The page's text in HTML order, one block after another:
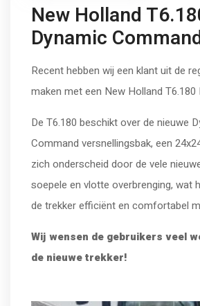
New Holland
Dynamic
Recent hebben wij een klant uit de
maken met een New Holland T6.180
De T6.180 beschikt over de nieuwe
Command versnellingsbak, een
zich onderscheid door de vele
soepele en vlotte overbrenging, wat
de trekker efficiënt en comfortabel
Wij wensen de gebruikers veel
de nieuwe trekker!